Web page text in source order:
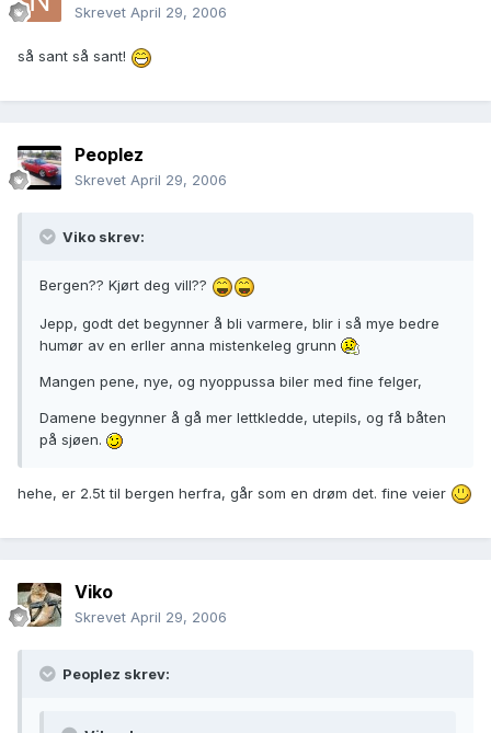
Skrevet April 29, 2006
så sant så sant!
Peoplez
Skrevet April 29, 2006
Viko skrev:
Bergen?? Kjørt deg vill??
Jepp, godt det begynner å bli varmere, blir i så mye bedre
humør av en erller anna mistenkeleg grunn
Mangen pene, nye, og nyoppussa biler med fine felger,
Damene begynner å gå mer lettkledde, utepils, og få båten
på sjøen.
hehe, er 2.5t til bergen herfra, går som en drøm det. fine veier
Viko
Skrevet April 29, 2006
Peoplez skrev: